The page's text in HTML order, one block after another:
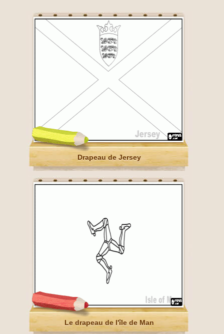
Drapeau de Jersey
Le drapeau de l'île de Man